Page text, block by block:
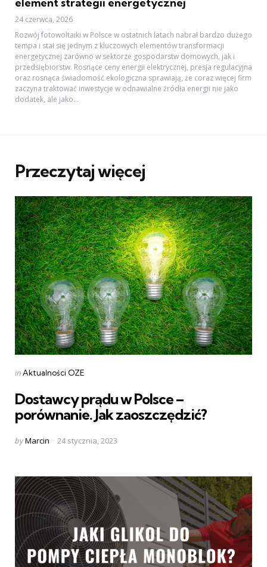
24 czerwca, 2026
Rozwój fotowoltaiki w Polsce w ostatnich latach nabrał bardzo dużego
tempa i stał się jednym z kluczowych elementów transformacji
energetycznej zarówno w sektorze gospodarstw domowych, jak i
przedsiębiorstw. Rosnące ceny energii elektrycznej, presja regulacyjna
oraz rosnąca świadomość ekologiczna sprawiają, że coraz więcej firm
zaczyna traktować inwestycje w odnawialne źródła energii nie jako
dodatek, ale jako...
Przeczytaj więcej
Categories
Posted
inAktualności OZE
Dostawcy prądu w Polsce –
porównanie. Jak zaoszczędzić?
Posted
byMarcin 24 stycznia, 2023